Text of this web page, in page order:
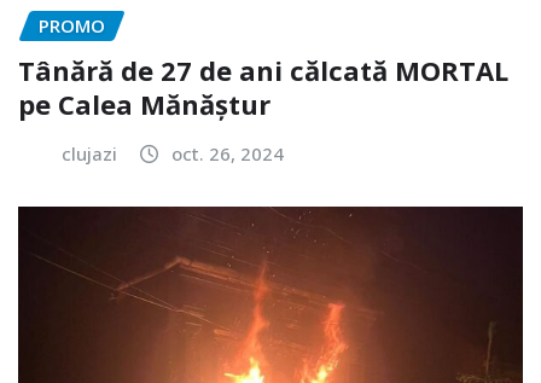
PROMO
Tânără de 27 de ani călcată MORTAL
pe Calea Mănăștur
clujazi oct. 26, 2024